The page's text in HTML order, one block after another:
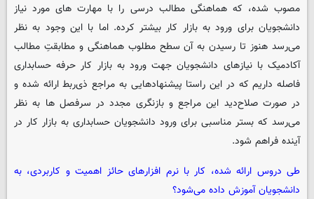
مصوب شده، که هماهنگی مطالب درسی را با مهارت های مورد نیاز
دانشجویان برای ورود به بازار کار بیشتر کرده. اما با این وجود به نظر
می‌رسد هنوز تا رسیدن به آن سطح مطلوب هماهنگی و مطابقتِ مطالب
آکادمیک با نیازهای دانشجویان جهت ورود به بازار کار حرفه حسابداری
فاصله داریم که در این راستا پیشنهادهایی به مراجع ذی‌ربط ارائه شده و
در صورت صلاح‌دید این مراجع و بازنگری مجدد در سرفصل ها به نظر
می‌رسد که بستر مناسبی برای ورود دانشجویان حسابداری به بازار کار در
آینده فراهم شود.
طی دروس ارائه شده، کار با نرم افزارهای حائز اهمیت و کاربردی، به
دانشجویان آموزش داده می‌شود؟